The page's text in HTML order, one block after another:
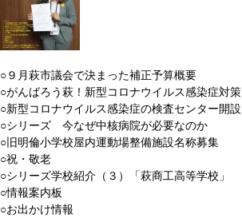
○９月萩市議会で決まった補正予算概要
○がんばろう萩！新型コロナウイルス感染症対策
○新型コロナウイルス感染症の検査センター開設
○シリーズ 今なぜ中核病院が必要なのか
○旧明倫小学校屋内運動場整備施設名称募集
○祝・敬老
○シリーズ学校紹介（３）「萩商工高等学校」
○情報案内板
○お出かけ情報